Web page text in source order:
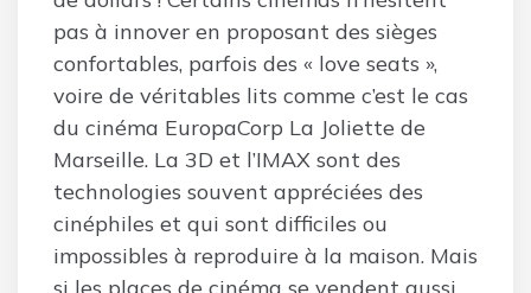
pas à innover en proposant des sièges
confortables, parfois des « love seats »,
voire de véritables lits comme c’est le cas
du cinéma EuropaCorp La Joliette de
Marseille. La 3D et l’IMAX sont des
technologies souvent appréciées des
cinéphiles et qui sont difficiles ou
impossibles à reproduire à la maison. Mais